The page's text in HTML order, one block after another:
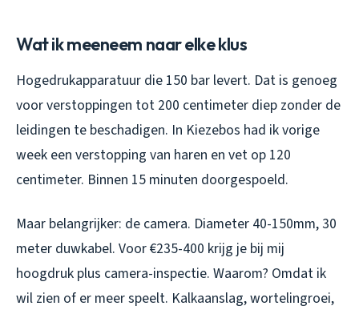
Wat ik meeneem naar elke klus
Hogedrukapparatuur die 150 bar levert. Dat is genoeg
voor verstoppingen tot 200 centimeter diep zonder de
leidingen te beschadigen. In Kiezebos had ik vorige
week een verstopping van haren en vet op 120
centimeter. Binnen 15 minuten doorgespoeld.
Maar belangrijker: de camera. Diameter 40-150mm, 30
meter duwkabel. Voor €235-400 krijg je bij mij
hoogdruk plus camera-inspectie. Waarom? Omdat ik
wil zien of er meer speelt. Kalkaanslag, wortelingroei,